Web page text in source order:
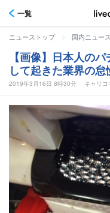
一覧
ニューストップ > 国内ニュース
【画像】日本人の
して起きた業界の怠
2019年3月16日 8時30分 キャリコ